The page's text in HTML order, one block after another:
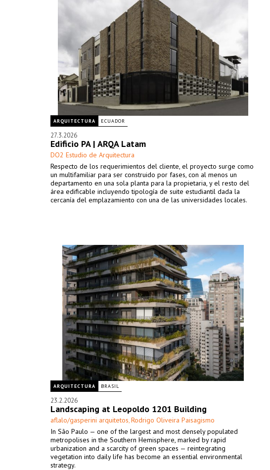
ARQUITECTURA ECUADOR
27.3.2026
Edificio PA | ARQA Latam
DO2 Estudio de Arquitectura
Respecto de los requerimientos del cliente, el proyecto surge como
un multifamiliar para ser construido por fases, con al menos un
departamento en una sola planta para la propietaria, y el resto del
área edificable incluyendo tipología de suite estudiantil dada la
cercanía del emplazamiento con una de las universidades locales.
ARQUITECTURA BRASIL
23.2.2026
Landscaping at Leopoldo 1201 Building
aflalo/gasperini arquitetos, Rodrigo Oliveira Paisagismo
In São Paulo — one of the largest and most densely populated
metropolises in the Southern Hemisphere, marked by rapid
urbanization and a scarcity of green spaces — reintegrating
vegetation into daily life has become an essential environmental
strategy.